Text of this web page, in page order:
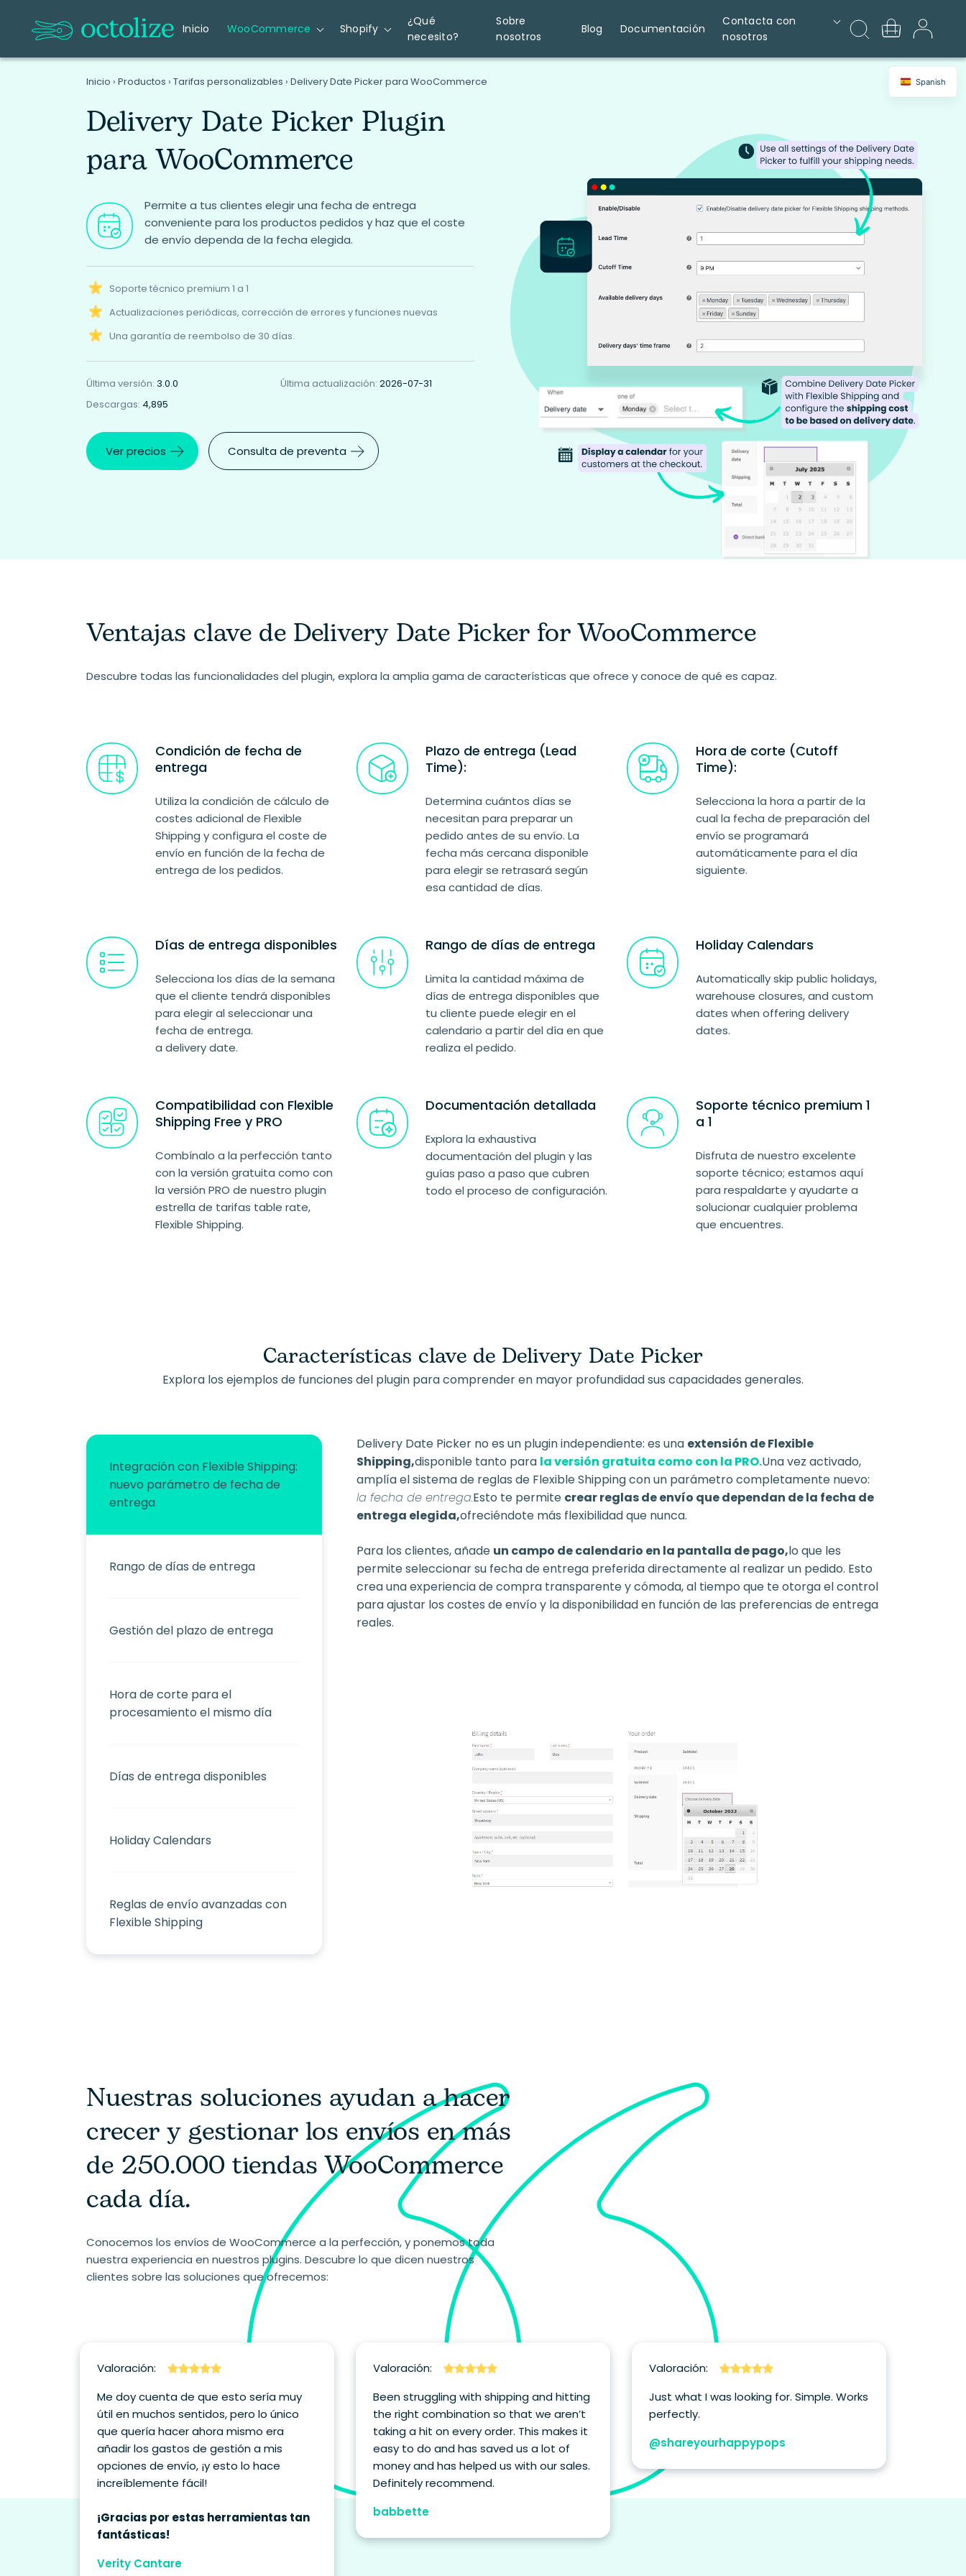
Inicio WooCommerce Shopify
¿Qué
necesito?
Sobre
nosotros
Blog Documentación
Contacta con
nosotros
Inicio › Productos › Tarifas personalizables › Delivery Date Picker para WooCommerce
Delivery Date Picker Plugin
para WooCommerce
Permite a tus clientes elegir una fecha de entrega
conveniente para los productos pedidos y haz que el coste
de envío dependa de la fecha elegida.
Soporte técnico premium 1 a 1
Actualizaciones periódicas, corrección de errores y funciones nuevas
Una garantía de reembolso de 30 días.
Última versión: 3.0.0 Última actualización: 2026-07-31
Descargas: 4,895
Ver precios Consulta de preventa
Ventajas clave de Delivery Date Picker for WooCommerce
Descubre todas las funcionalidades del plugin, explora la amplia gama de características que ofrece y conoce de qué es capaz.
Condición de fecha de
entrega
Utiliza la condición de cálculo de
costes adicional de Flexible
Shipping y configura el coste de
envío en función de la fecha de
entrega de los pedidos.
Plazo de entrega (Lead
Time):
Determina cuántos días se
necesitan para preparar un
pedido antes de su envío. La
fecha más cercana disponible
para elegir se retrasará según
esa cantidad de días.
Hora de corte (Cutoff
Time):
Selecciona la hora a partir de la
cual la fecha de preparación del
envío se programará
automáticamente para el día
siguiente.
Días de entrega disponibles
Selecciona los días de la semana
que el cliente tendrá disponibles
para elegir al seleccionar una
fecha de entrega.
a delivery date.
Rango de días de entrega
Limita la cantidad máxima de
días de entrega disponibles que
tu cliente puede elegir en el
calendario a partir del día en que
realiza el pedido.
Holiday Calendars
Automatically skip public holidays,
warehouse closures, and custom
dates when offering delivery
dates.
Compatibilidad con Flexible
Shipping Free y PRO
Combínalo a la perfección tanto
con la versión gratuita como con
la versión PRO de nuestro plugin
estrella de tarifas table rate,
Flexible Shipping.
Documentación detallada
Explora la exhaustiva
documentación del plugin y las
guías paso a paso que cubren
todo el proceso de configuración.
Soporte técnico premium 1
a 1
Disfruta de nuestro excelente
soporte técnico; estamos aquí
para respaldarte y ayudarte a
solucionar cualquier problema
que encuentres.
Características clave de Delivery Date Picker
Explora los ejemplos de funciones del plugin para comprender en mayor profundidad sus capacidades generales.
Integración con Flexible Shipping:
nuevo parámetro de fecha de
entrega
Rango de días de entrega
Gestión del plazo de entrega
Hora de corte para el
procesamiento el mismo día
Días de entrega disponibles
Holiday Calendars
Reglas de envío avanzadas con
Flexible Shipping
Delivery Date Picker no es un plugin independiente: es una extensión de Flexible
Shipping,disponible tanto para la versión gratuita como con la PRO.Una vez activado,
amplía el sistema de reglas de Flexible Shipping con un parámetro completamente nuevo:
la fecha de entrega.Esto te permite crear reglas de envío que dependan de la fecha de
entrega elegida,ofreciéndote más flexibilidad que nunca.
Para los clientes, añade un campo de calendario en la pantalla de pago,lo que les
permite seleccionar su fecha de entrega preferida directamente al realizar un pedido. Esto
crea una experiencia de compra transparente y cómoda, al tiempo que te otorga el control
para ajustar los costes de envío y la disponibilidad en función de las preferencias de entrega
reales.
Nuestras soluciones ayudan a hacer
crecer y gestionar los envíos en más
de 250.000 tiendas WooCommerce
cada día.
Conocemos los envíos de WooCommerce a la perfección, y ponemos toda
nuestra experiencia en nuestros plugins. Descubre lo que dicen nuestros
clientes sobre las soluciones que ofrecemos:
Valoración:
Me doy cuenta de que esto sería muy
útil en muchos sentidos, pero lo único
que quería hacer ahora mismo era
añadir los gastos de gestión a mis
opciones de envío, ¡y esto lo hace
increíblemente fácil!
¡Gracias por estas herramientas tan
fantásticas!
Verity Cantare
Valoración:
Been struggling with shipping and hitting
the right combination so that we aren’t
taking a hit on every order. This makes it
easy to do and has saved us a lot of
money and has helped us with our sales.
Definitely recommend.
babbette
Valoración:
Just what I was looking for. Simple. Works
perfectly.
@shareyourhappypops
Spanish